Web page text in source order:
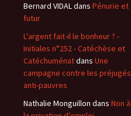
Bernard VIDALdans Pénurie et
futur
L'argent fait-il le bonheur ? -
Initiales n°252 - Catéchèse et
Catéchuménatdans Une
campagne contre les préjugés
anti-pauvres
Nathalie Monguillon dans Non à